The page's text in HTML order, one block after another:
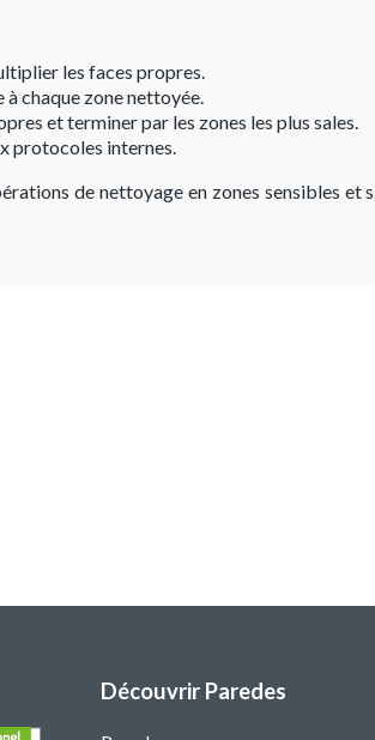
les faces propres.
chaque zone nettoyée.
et terminer par les zones les plus sales.
protocoles internes.
de nettoyage en zones sensibles et
Découvrir Paredes